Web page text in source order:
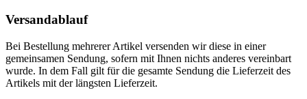
Versandablauf
Bei Bestellung mehrerer Artikel versenden wir diese in einer
gemeinsamen Sendung, sofern mit Ihnen nichts anderes vereinbart
wurde. In dem Fall gilt für die gesamte Sendung die Lieferzeit des
Artikels mit der längsten Lieferzeit.